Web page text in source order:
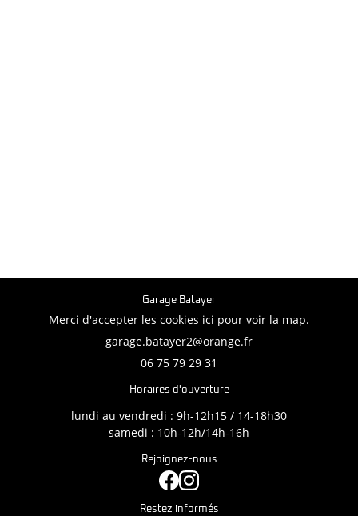
Garage Batayer
Merci d'accepter les cookies ici pour voir la map.
06 75 79 29 31
Horaires d'ouverture
lundi au vendredi : 9h-12h15 / 14-18h30
samedi : 10h-12h/14h-16h
Rejoignez-nous
Restez informés